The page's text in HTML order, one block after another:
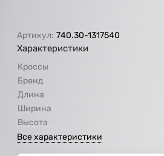
Артикул: 740.30-1317540
Характеристики
Кроссы
Бренд
Длина
Ширина
Высота
Все характеристики